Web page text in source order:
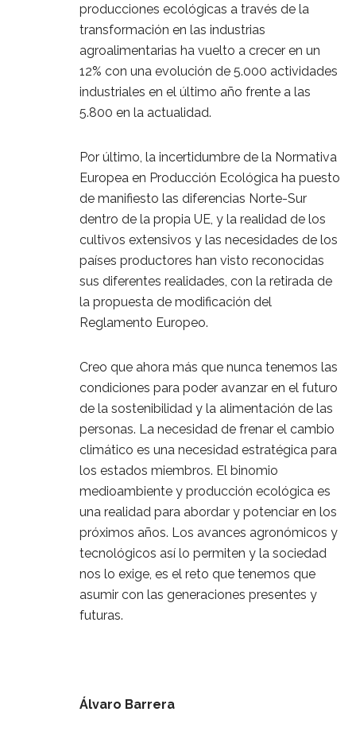
producciones ecológicas a través de la
transformación en las industrias
agroalimentarias ha vuelto a crecer en un
12% con una evolución de 5.000 actividades
industriales en el último año frente a las
5.800 en la actualidad.
Por último, la incertidumbre de la Normativa
Europea en Producción Ecológica ha puesto
de manifiesto las diferencias Norte-Sur
dentro de la propia UE, y la realidad de los
cultivos extensivos y las necesidades de los
países productores han visto reconocidas
sus diferentes realidades, con la retirada de
la propuesta de modificación del
Reglamento Europeo.
Creo que ahora más que nunca tenemos las
condiciones para poder avanzar en el futuro
de la sostenibilidad y la alimentación de las
personas. La necesidad de frenar el cambio
climático es una necesidad estratégica para
los estados miembros. El binomio
medioambiente y producción ecológica es
una realidad para abordar y potenciar en los
próximos años. Los avances agronómicos y
tecnológicos así lo permiten y la sociedad
nos lo exige, es el reto que tenemos que
asumir con las generaciones presentes y
futuras.
Álvaro Barrera